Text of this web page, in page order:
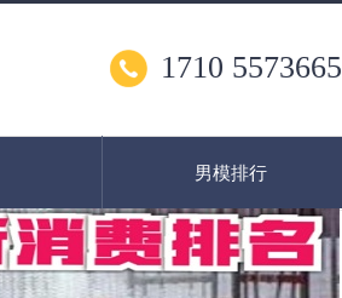
1710 5573665
男模排行